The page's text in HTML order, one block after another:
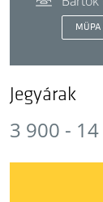
MÜPA
Jegyárak
3 900 -